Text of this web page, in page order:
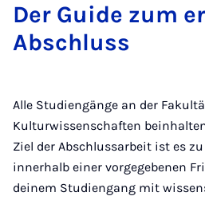
Der Guide zum
Abschluss
Alle Studiengänge an der
Kulturwissenschaften
Ziel der Abschlussarbeit ist es
innerhalb einer vorgegebenen
deinem Studiengang mit